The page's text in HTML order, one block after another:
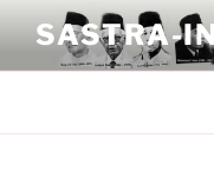
content
SASTRA-